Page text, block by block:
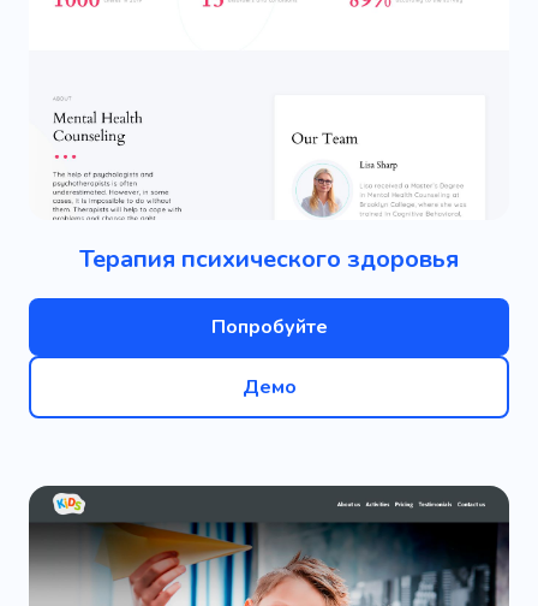
Терапия психического здоровья
Попробуйте
Демо